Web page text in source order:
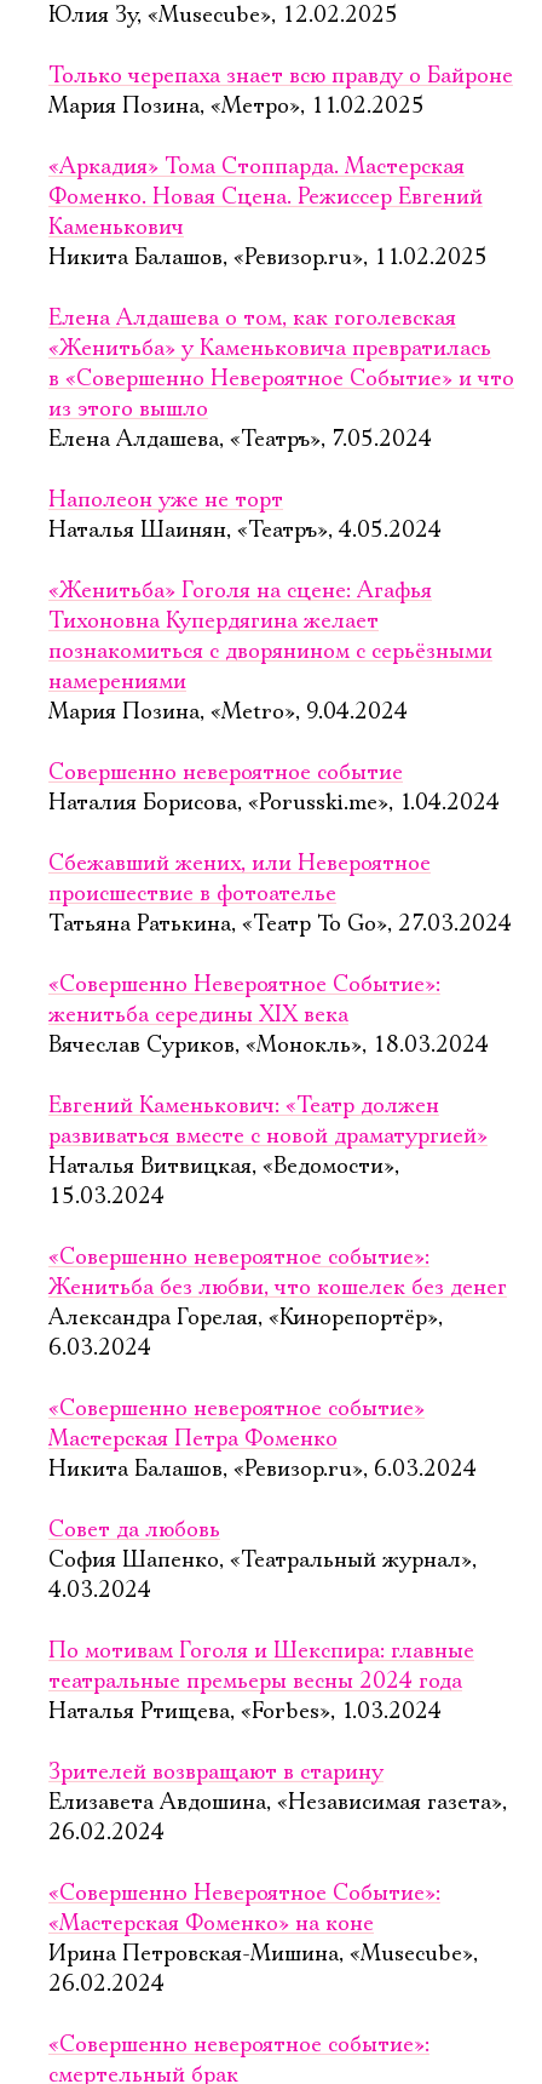
Юлия Зу, «Musecube», 12.02.2025
Только черепаха знает всю правду о Байроне
Мария Позина, «Метро», 11.02.2025
«Аркадия» Тома Стоппарда. Мастерская
Фоменко. Новая Сцена. Режиссер Евгений
Каменькович
Никита Балашов, «Ревизор.ru», 11.02.2025
Елена Алдашева о том, как гоголевская
«Женитьба» у Каменьковича превратилась
в «Совершенно Невероятное Событие» и что
из этого вышло
Елена Алдашева, «Театръ», 7.05.2024
Наполеон уже не торт
Наталья Шаинян, «Театръ», 4.05.2024
«Женитьба» Гоголя на сцене: Агафья
Тихоновна Купердягина желает
познакомиться с дворянином с серьёзными
намерениями
Мария Позина, «Metro», 9.04.2024
Совершенно невероятное событие
Наталия Борисова, «Porusski.me», 1.04.2024
Сбежавший жених, или Невероятное
происшествие в фотоателье
Татьяна Ратькина, «Театр To Go», 27.03.2024
«Совершенно Невероятное Событие»:
женитьба середины XIX века
Вячеслав Суриков, «Монокль», 18.03.2024
Евгений Каменькович: «Театр должен
развиваться вместе с новой драматургией»
Наталья Витвицкая, «Ведомости»,
15.03.2024
«Совершенно невероятное событие»:
Женитьба без любви, что кошелек без денег
Александра Горелая, «Кинорепортёр»,
6.03.2024
«Совершенно невероятное событие»
Мастерская Петра Фоменко
Никита Балашов, «Ревизор.ru», 6.03.2024
Совет да любовь
София Шапенко, «Театральный журнал»,
4.03.2024
По мотивам Гоголя и Шекспира: главные
театральные премьеры весны 2024 года
Наталья Ртищева, «Forbes», 1.03.2024
Зрителей возвращают в старину
Елизавета Авдошина, «Независимая газета»,
26.02.2024
«Совершенно Невероятное Событие»:
«Мастерская Фоменко» на коне
Ирина Петровская-Мишина, «Musecube»,
26.02.2024
«Совершенно невероятное событие»:
смертельный брак